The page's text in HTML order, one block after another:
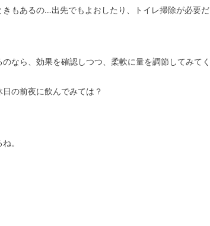
きもあるの…出先でもよおしたり、トイレ掃除が必要だ
なら、効果を確認しつつ、柔軟に量を調節してみてく
の前夜に飲んでみては？
。